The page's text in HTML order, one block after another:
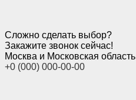
Сложно сделать выбор?
Закажите звонок сейчас!
Москва и Московская область
+0 (000) 000-00-00